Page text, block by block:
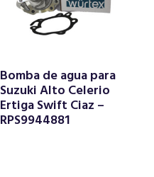
Bomba de agua para
Suzuki Alto Celerio
Ertiga Swift Ciaz –
RPS9944881